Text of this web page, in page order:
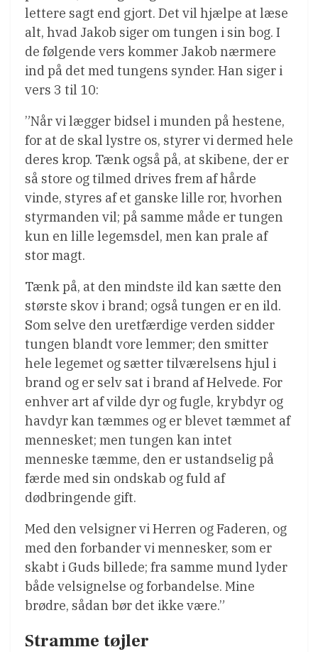
lettere sagt end gjort. Det vil hjælpe at læse
alt, hvad Jakob siger om tungen i sin bog. I
de følgende vers kommer Jakob nærmere
ind på det med tungens synder. Han siger i
vers 3 til 10:
”Når vi lægger bidsel i munden på hestene,
for at de skal lystre os, styrer vi dermed hele
deres krop. Tænk også på, at skibene, der er
så store og tilmed drives frem af hårde
vinde, styres af et ganske lille ror, hvorhen
styrmanden vil; på samme måde er tungen
kun en lille legemsdel, men kan prale af
stor magt.
Tænk på, at den mindste ild kan sætte den
største skov i brand; også tungen er en ild.
Som selve den uretfærdige verden sidder
tungen blandt vore lemmer; den smitter
hele legemet og sætter tilværelsens hjul i
brand og er selv sat i brand af Helvede. For
enhver art af vilde dyr og fugle, krybdyr og
havdyr kan tæmmes og er blevet tæmmet af
mennesket; men tungen kan intet
menneske tæmme, den er ustandselig på
færde med sin ondskab og fuld af
dødbringende gift.
Med den velsigner vi Herren og Faderen, og
med den forbander vi mennesker, som er
skabt i Guds billede; fra samme mund lyder
både velsignelse og forbandelse. Mine
brødre, sådan bør det ikke være.”
Stramme tøjler